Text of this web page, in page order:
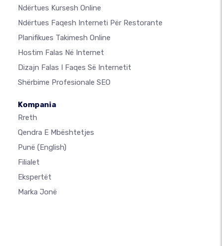
Ndërtues Kursesh Online
Ndërtues Faqesh Interneti Për Restorante
Planifikues Takimesh Online
Hostim Falas Në Internet
Dizajn Falas I Faqes Së Internetit
Shërbime Profesionale SEO
Kompania
Rreth
Qendra E Mbështetjes
Punë (English)
Filialet
Ekspertët
Marka Jonë